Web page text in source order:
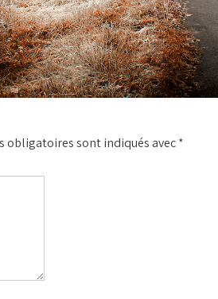
obligatoires sont indiqués avec*